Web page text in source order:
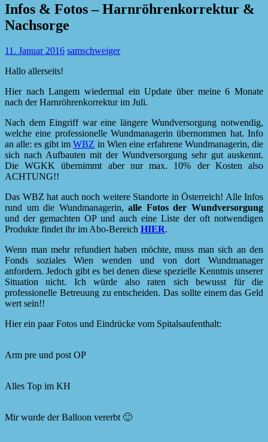
Infos & Fotos – Harnröhrenkorrektur &
Nachsorge
11. Januar 2016 samschweiger
Hallo allerseits!
Hier nach Langem wiedermal ein Update über meine 6 Monate
nach der Harnröhrenkorrektur im Juli.
Nach dem Eingriff war eine längere Wundversorgung notwendig,
welche eine professionelle Wundmanagerin übernommen hat. Info
an alle: es gibt imWBZ in Wien eine erfahrene Wundmanagerin, die
sich nach Aufbauten mit der Wundversorgung sehr gut auskennt.
Die WGKK übernimmt aber nur max. 10% der Kosten also
ACHTUNG!!
Das WBZ hat auch noch weitere Standorte in Österreich! Alle Infos
rund um die Wundmanagerin,alle Fotos der Wundversorgung
und der gemachten OP und auch eine Liste der oft notwendigen
Produkte findet ihr im Abo-Bereich HIER.
Wenn man mehr refundiert haben möchte, muss man sich an den
Fonds soziales Wien wenden und von dort Wundmanager
anfordern. Jedoch gibt es bei denen diese spezielle Kenntnis unserer
Situation nicht. Ich würde also raten sich bewusst für die
professionelle Betreuung zu entscheiden. Das sollte einem das Geld
wert sein!!
Hier ein paar Fotos und Eindrücke vom Spitalsaufenthalt:
Arm pre und post OP
Alles Top im KH
Mir wurde der Balloon vererbt 🙂